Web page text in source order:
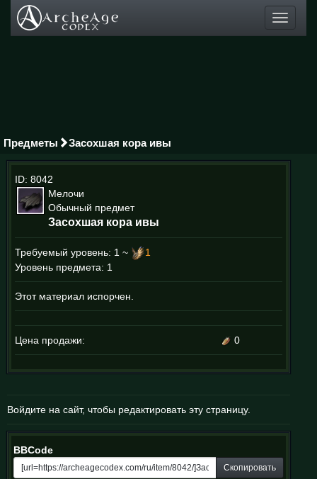
Toggle
Предметы Засохшая кора ивы
ID: 8042
Мелочи
Обычный предмет
Засохшая кора ивы
Требуемый уровень: 1 ~
1
Уровень предмета: 1
Этот материал испорчен.
Цена продажи: 0
Войдите на сайт, чтобы редактировать эту страницу.
BBCode
Скопировать